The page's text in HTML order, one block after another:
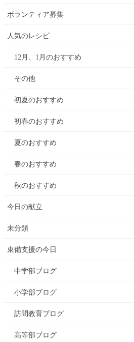
ボランティア募集
人気のレシピ
12月、1月のおすすめ
その他
初夏のおすすめ
初春のおすすめ
夏のおすすめ
春のおすすめ
秋のおすすめ
今日の献立
未分類
東備支援の今日
中学部ブログ
小学部ブログ
訪問教育ブログ
高等部ブログ